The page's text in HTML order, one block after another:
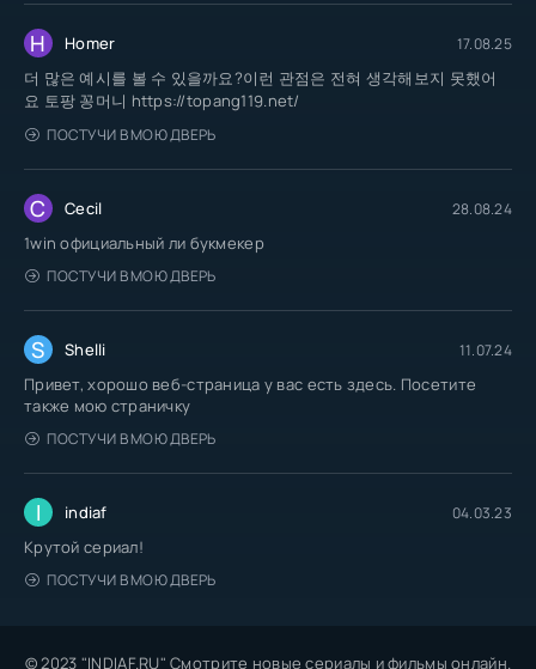
H Homer 17.08.25
더 많은 예시를 볼 수 있을까요?이런 관점은 전혀 생각해보지 못했어
요 토팡 꽁머니 https://topang119.net/
ПОСТУЧИ В МОЮ ДВЕРЬ
C Cecil 28.08.24
1win официальный ли букмекер
ПОСТУЧИ В МОЮ ДВЕРЬ
S Shelli 11.07.24
Привет, хорошо веб-страница у вас есть здесь. Посетите
также мою страничку
ПОСТУЧИ В МОЮ ДВЕРЬ
I indiaf 04.03.23
Крутой сериал!
ПОСТУЧИ В МОЮ ДВЕРЬ
© 2023 "INDIAF.RU" Смотрите новые сериалы и фильмы онлайн.